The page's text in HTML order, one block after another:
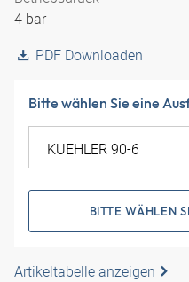
4 bar
PDF Downloaden
Bitte wählen Sie eine
BITTE WÄHLEN
Artikeltabelle anzeigen